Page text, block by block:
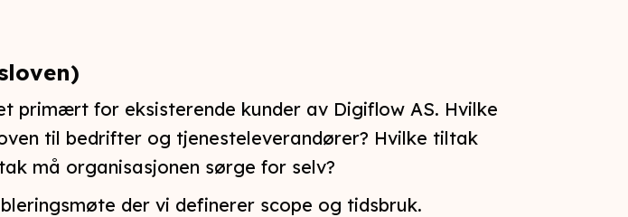
primært for eksisterende kunder av Digiflow AS. Hvilke
til bedrifter og tjenesteleverandører? Hvilke tiltak
må organisasjonen sørge for selv?
der vi definerer scope og tidsbruk.